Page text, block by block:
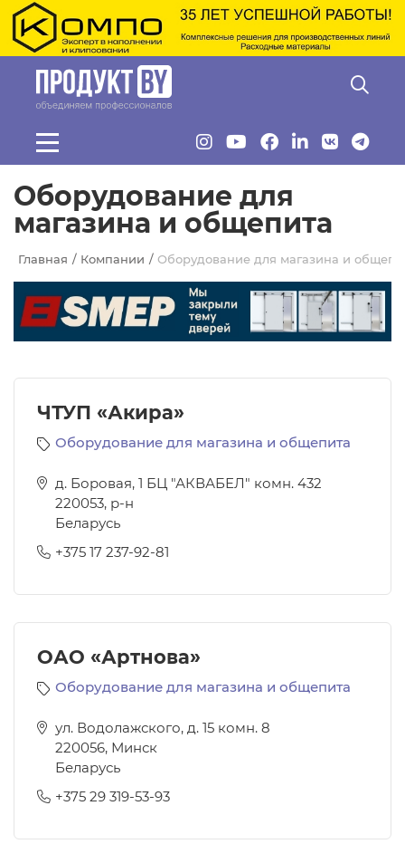
Перейти к основному содержанию
Оборудование для
магазина и общепита
Главная Компании Оборудование для магазина и
ЧТУП «Акира»
Оборудование для магазина и общепита
д. Боровая, 1 БЦ "АКВАБЕЛ" комн. 432
220053, р-н
Беларусь
+375 17 237-92-81
ОАО «Артнова»
Оборудование для магазина и общепита
ул. Водолажского, д. 15 комн. 8
220056, Минск
Беларусь
+375 29 319-53-93